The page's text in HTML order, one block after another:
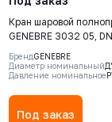
Кран шаровой
GENEBRE 3032 05,
корпус - латунь
латунь (CW617N),
шара - PTFE, ВР/ВР, с
под спускной клапан,
БрендGENEBRE
Диаметр номинальный
Давление номинальное
Под заказ